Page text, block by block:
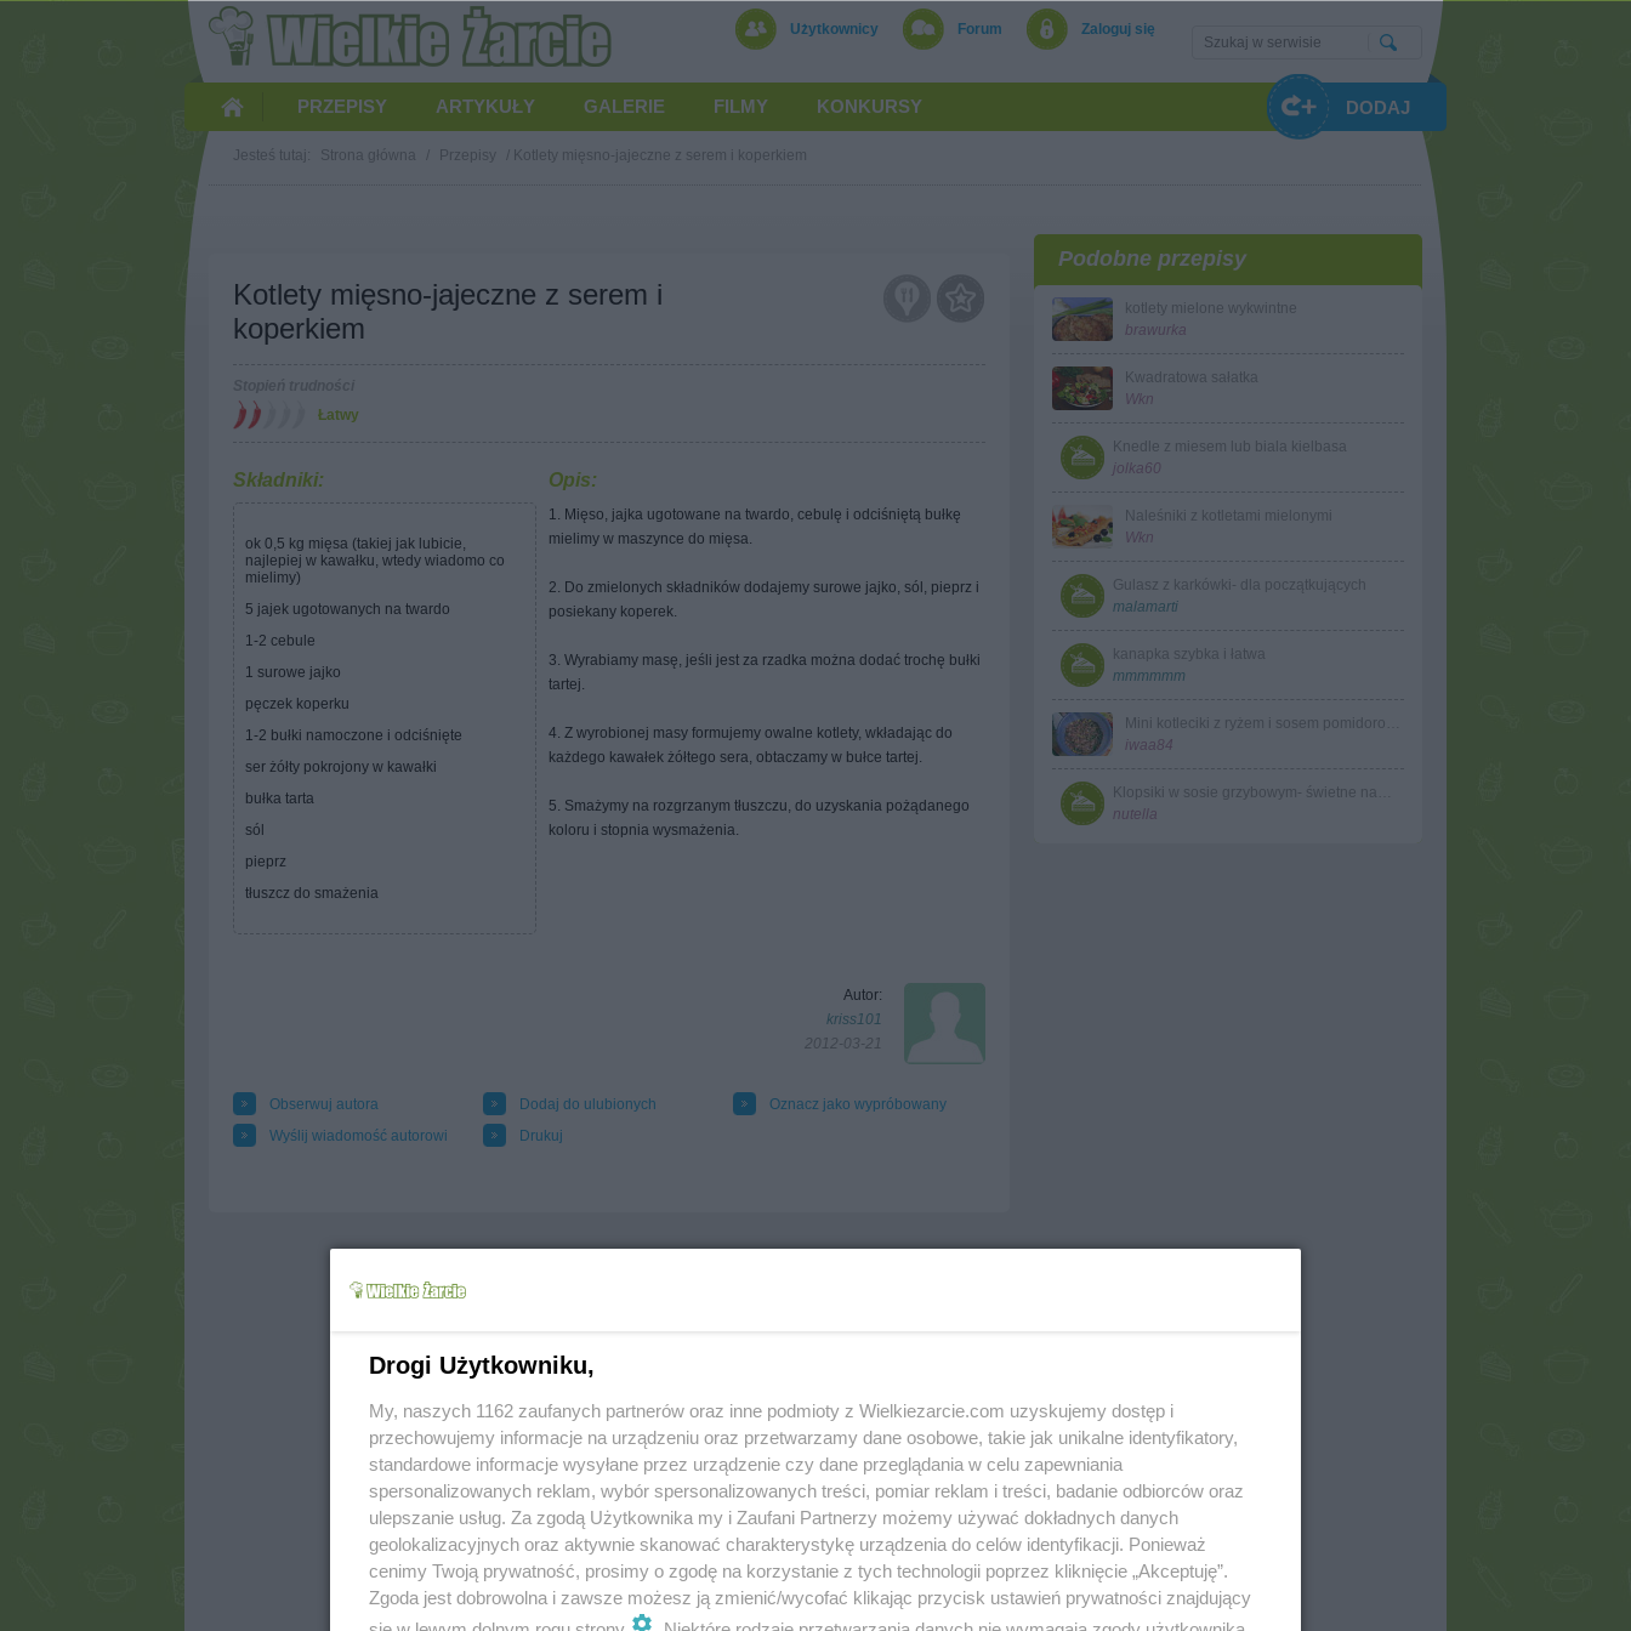
Użytkownicy Forum Zaloguj się
PRZEPISY ARTYKUŁY GALERIE FILMY KONKURSY DODAJ
Jesteś tutaj: Strona główna / Przepisy / Kotlety mięsno-jajeczne z serem i koperkiem
Kotlety mięsno-jajeczne z serem i
koperkiem
Łatwy
Składniki:
ok 0,5 kg mięsa (takiej jak lubicie,
najlepiej w kawałku, wtedy wiadomo co
mielimy)
5 jajek ugotowanych na twardo
1-2 cebule
1 surowe jajko
pęczek koperku
1-2 bułki namoczone i odciśnięte
ser żółty pokrojony w kawałki
bułka tarta
sól
pieprz
tłuszcz do smażenia
Opis:
1. Mięso, jajka ugotowane na twardo, cebulę i odciśniętą bułkę
mielimy w maszynce do mięsa.
2. Do zmielonych składników dodajemy surowe jajko, sól, pieprz i
posiekany koperek.
3. Wyrabiamy masę, jeśli jest za rzadka można dodać trochę bułki
tartej.
4. Z wyrobionej masy formujemy owalne kotlety, wkładając do
każdego kawałek żółtego sera, obtaczamy w bułce tartej.
5. Smażymy na rozgrzanym tłuszczu, do uzyskania pożądanego
koloru i stopnia wysmażenia.
Autor:
kriss101
2012-03-21
Obserwuj autora Dodaj do ulubionych
Oznacz jako wypróbowany
Wyślij wiadomość autorowi
Drukuj
Podobne przepisy
kotlety mielone wykwintne
brawurka
Kwadratowa sałatka
Wkn
Knedle z miesem lub biala kielbasa
jolka60
Naleśniki z kotletami mielonymi
Wkn
Gulasz z karkówki- dla początkujących
malamarti
kanapka szybka i łatwa
mmmmmm
iwaa84
nutella
Drogi Użytkowniku,
My, naszych 1162 zaufanych partnerów oraz inne podmioty z Wielkiezarcie.com uzyskujemy dostęp i
przechowujemy informacje na urządzeniu oraz przetwarzamy dane osobowe, takie jak unikalne identyfikatory,
standardowe informacje wysyłane przez urządzenie czy dane przeglądania w celu zapewniania
spersonalizowanych reklam, wybór spersonalizowanych treści, pomiar reklam i treści, badanie odbiorców oraz
ulepszanie usług. Za zgodą Użytkownika my i Zaufani Partnerzy możemy używać dokładnych danych
geolokalizacyjnych oraz aktywnie skanować charakterystykę urządzenia do celów identyfikacji. Ponieważ
cenimy Twoją prywatność, prosimy o zgodę na korzystanie z tych technologii poprzez kliknięcie „Akceptuję”.
Zgoda jest dobrowolna i zawsze możesz ją zmienić/wycofać klikając przycisk ustawień prywatności znajdujący